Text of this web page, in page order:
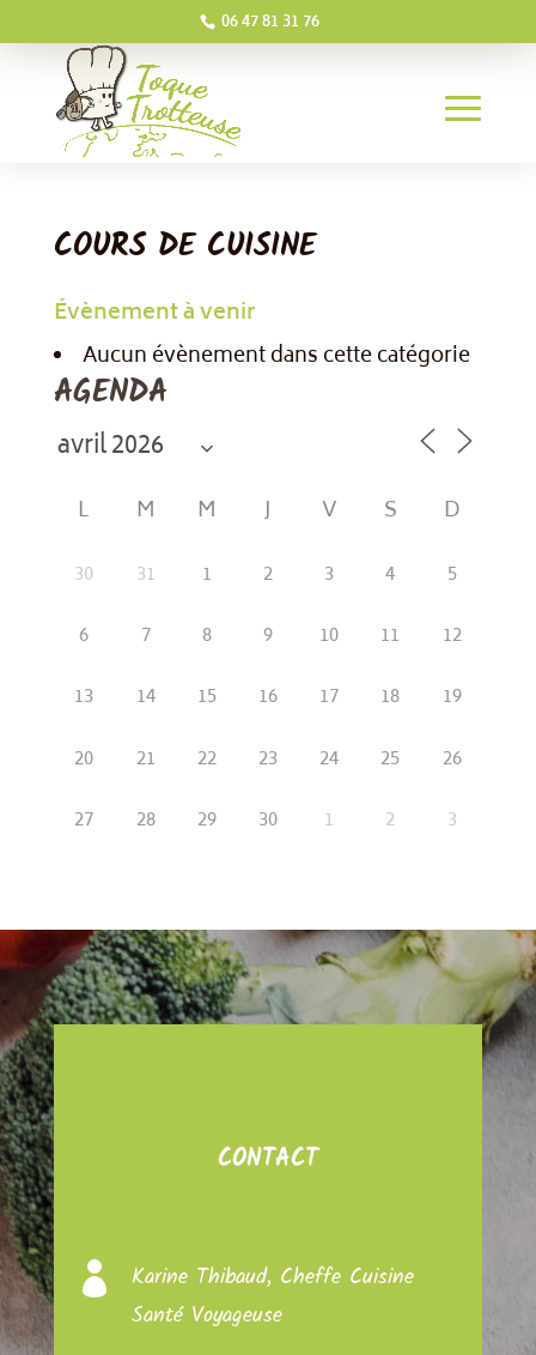
06 47 81 31 76
COURS DE CUISINE
Évènement à venir
Aucun évènement dans cette catégorie
AGENDA
L M M J V S D
30 31 1 2 3 4
5
6
7 8 9 10 11
12
13
14 15 16 17 18
19
20
21 22 23 24 25
26
27
28 29 30 1 2 3
CONTACT

Karine Thibaud, Cheffe Cuisine
Santé Voyageuse